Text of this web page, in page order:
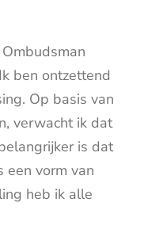
ben ontzettend
Op basis van
verwacht ik dat
is dat
een vorm van
heb ik alle